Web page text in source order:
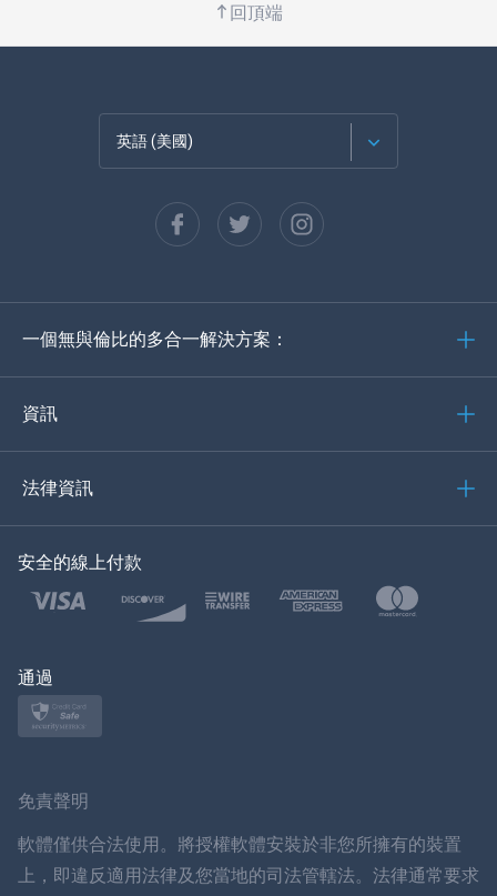
回頂端
英語 (美國)
西班牙語
德語
土耳其語
波蘭語
ภาษาไทย
簡体中文
一個無與倫比的多合一解決方案：
資訊
法律資訊
安全的線上付款
通過
免責聲明
軟體僅供合法使用。將授權軟體安裝於非您所擁有的裝置
上，即違反適用法律及您當地的司法管轄法。法律通常要求